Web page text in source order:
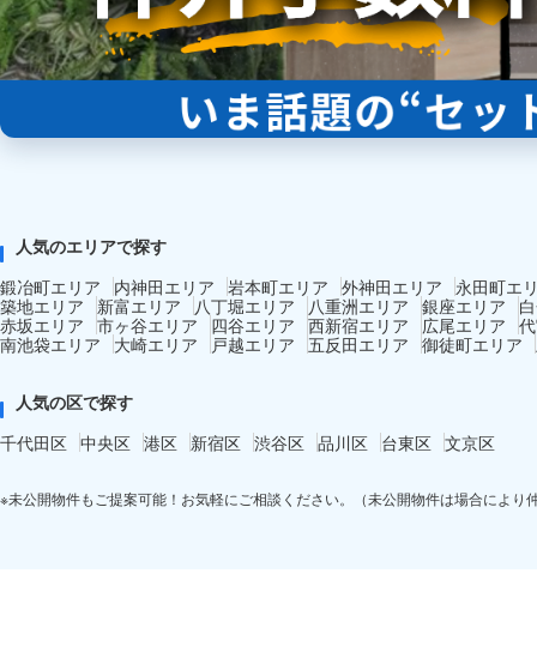
人気のエリアで探す
鍛冶町エリア
内神田エリア 岩本町エリア 外神田エリア
永田町エ
築地エリア
新富エリア 八丁堀エリア 八重洲エリア 銀座エリア
赤坂エリア 市ヶ谷エリア 四谷エリア 西新宿エリア 広尾エリア
南池袋エリア
大崎エリア 戸越エリア 五反田エリア 御徒町エリア
人気の区で探す
千代田区 中央区 港区 新宿区 渋谷区 品川区 台東区 文京区
※未公開物件もご提案可能！お気軽にご相談ください。（未公開物件は場合により